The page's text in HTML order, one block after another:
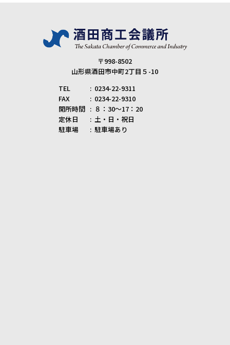
〒998-8502
山形県酒田市中町2丁目５-10
TEL
0234-22-9311
FAX
0234-22-9310
開所時間
８：30～17：20
定休日
土・日・祝日
駐車場
駐車場あり